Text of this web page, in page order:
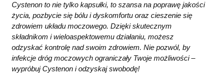
Cystenon to nie tylko kapsułki, to szansa na poprawę jakości
życia, pozbycie się bólu i dyskomfortu oraz cieszenie się
zdrowiem układu moczowego. Dzięki skutecznym
składnikom i wieloaspektowemu działaniu, możesz
odzyskać kontrolę nad swoim zdrowiem. Nie pozwól, by
infekcje dróg moczowych ograniczały Twoje możliwości –
wypróbuj Cystenon i odzyskaj swobodę!